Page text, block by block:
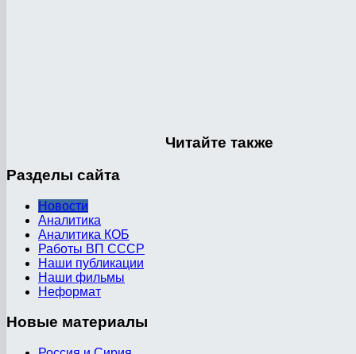
Читайте также
Разделы сайта
Новости
Аналитика
Аналитика КОБ
Работы ВП СССР
Наши публикации
Наши фильмы
Неформат
Новые материалы